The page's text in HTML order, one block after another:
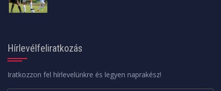
Hírlevélfeliratkozás
Iratkozzon fel hírlevelünkre és legyen naprakész!